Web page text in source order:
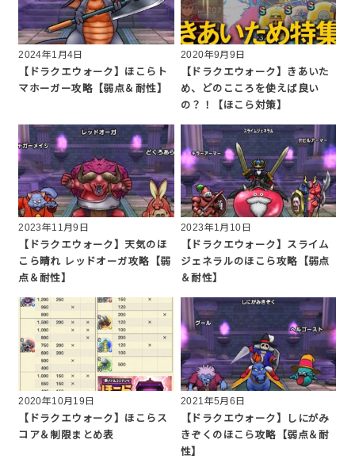
2024年1月4日
【ドラクエウォーク】ほこらト
マホーガー攻略【弱点＆耐性】
2020年9月9日
【ドラクエウォーク】きあいた
め、どのこころを使えば良い
の？！【ほこら対策】
2023年11月9日
【ドラクエウォーク】天気のほ
こら晴れ レッドオーガ攻略【弱
点＆耐性】
2023年1月10日
【ドラクエウォーク】スライム
ジェネラルのほこら攻略【弱点
＆耐性】
2020年10月19日
【ドラクエウォーク】ほこらス
コア＆制限まとめ表
2021年5月6日
【ドラクエウォーク】しにがみ
きぞくのほこら攻略【弱点＆耐
性】